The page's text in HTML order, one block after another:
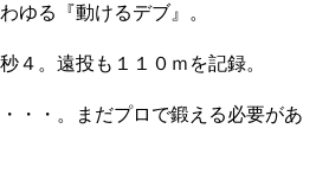
ゆる『動けるデブ』。
４。遠投も１１０ｍを記録。
・・。まだプロで鍛える必要があ